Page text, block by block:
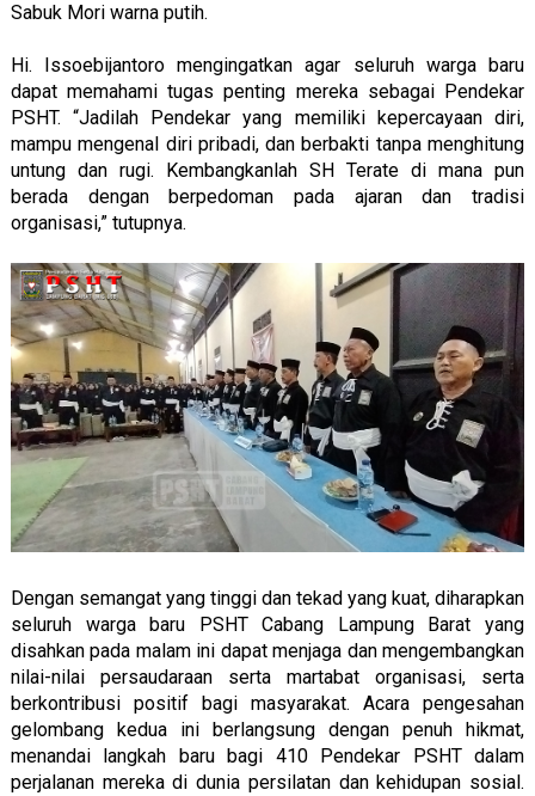
Sabuk Mori warna putih.
Hi. Issoebijantoro mengingatkan agar seluruh warga baru
dapat memahami tugas penting mereka sebagai Pendekar
PSHT. “Jadilah Pendekar yang memiliki kepercayaan diri,
mampu mengenal diri pribadi, dan berbakti tanpa menghitung
untung dan rugi. Kembangkanlah SH Terate di mana pun
berada dengan berpedoman pada ajaran dan tradisi
organisasi,” tutupnya.
Dengan semangat yang tinggi dan tekad yang kuat, diharapkan
seluruh warga baru PSHT Cabang Lampung Barat yang
disahkan pada malam ini dapat menjaga dan mengembangkan
nilai-nilai persaudaraan serta martabat organisasi, serta
berkontribusi positif bagi masyarakat. Acara pengesahan
gelombang kedua ini berlangsung dengan penuh hikmat,
menandai langkah baru bagi 410 Pendekar PSHT dalam
perjalanan mereka di dunia persilatan dan kehidupan sosial.